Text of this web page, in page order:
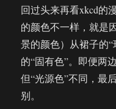
回过头来再看xkcd的
的颜色不一样，就是
景的颜色）从裙子的
的“固有色”。即便两
但“光源色”不同，最
别。